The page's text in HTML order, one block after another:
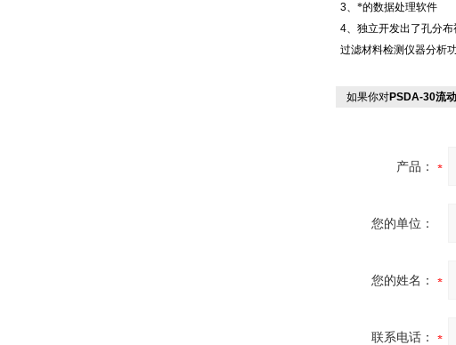
3、*的数据处理软件
4、独立开发出了孔分
过滤材料检测仪器分析
如果你对PSDA-30流
产品：
您的单位：
您的姓名：
联系电话：